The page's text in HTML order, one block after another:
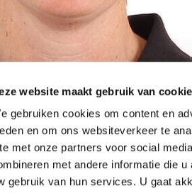
website maakt gebruik van
gebruiken cookies om content en
en om ons websiteverkeer te
met onze partners voor social
met andere informatie die
gebruik van hun services. U gaat